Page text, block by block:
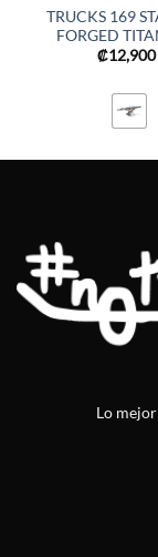
TRUCKS 169
FORGED
₡12,900
Lo